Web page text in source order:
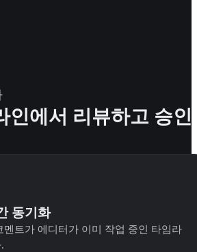
인에서 리뷰하고 승인
동기화
멘트가 에디터가 이미 작업 중인 타임라